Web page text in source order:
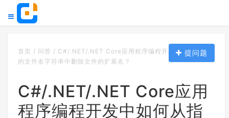
提问题
首页 / 问答 / C#/.NET/.NET Core应用程序编程开发中如何从指定
的文件名字符串中删除文件的扩展名？
C#/.NET/.NET Core应用
程序编程开发中如何从指